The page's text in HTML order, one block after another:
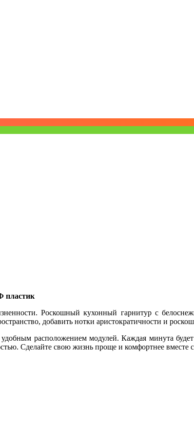
пластик
Роскошный кухонный гарнитур с
добавить нотки аристократичности и
расположением модулей. Каждая минута
Сделайте свою жизнь проще и комфортнее вместе